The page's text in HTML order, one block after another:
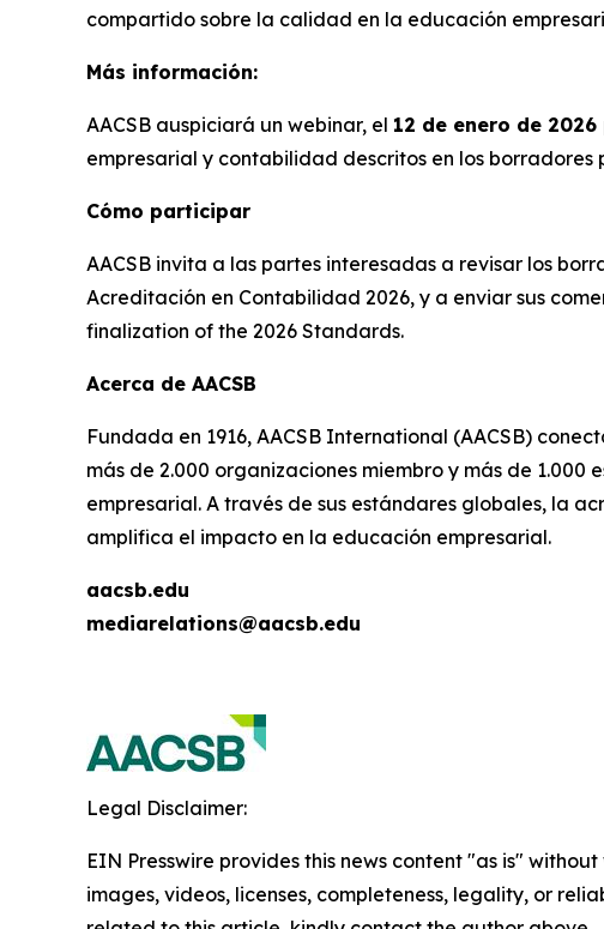
compartido sobre la calidad en la educación
Más información:
AACSB auspiciará un webinar, el 12 de enero de 2026
empresarial y contabilidad descritos en los borradores
Cómo participar
AACSB invita a las partes interesadas a revisar los
Acreditación en Contabilidad 2026, y a enviar sus
finalization of the 2026 Standards.
Acerca de AACSB
Fundada en 1916, AACSB International (AACSB)
más de 2.000 organizaciones miembro y más de
empresarial. A través de sus estándares globales, la
amplifica el impacto en la educación empresarial.
aacsb.edu
mediarelations@aacsb.edu
Legal Disclaimer:
EIN Presswire provides this news content "as is"
images, videos, licenses, completeness, legality, or